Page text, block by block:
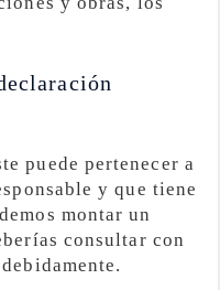
puede pertenecer a
y que tiene
montar un
consultar con